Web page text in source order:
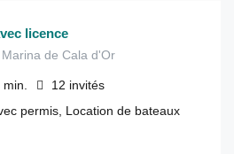
licence
de Cala d'Or
min. 12 invités
permis, Location de bateaux